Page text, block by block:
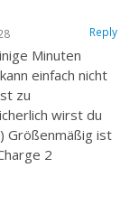
Reply
Minuten
einfach nicht
zu
wirst du
Größenmäßig ist
2